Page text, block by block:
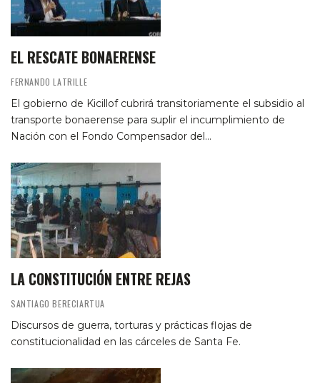
EL RESCATE BONAERENSE
FERNANDO LATRILLE
El gobierno de Kicillof cubrirá transitoriamente el subsidio al
transporte bonaerense para suplir el incumplimiento de
Nación con el Fondo Compensador del…
LA CONSTITUCIÓN ENTRE REJAS
SANTIAGO BERECIARTUA
Discursos de guerra, torturas y prácticas flojas de
constitucionalidad en las cárceles de Santa Fe.